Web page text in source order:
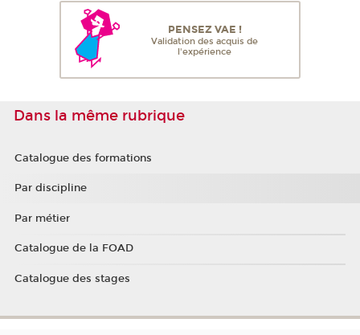
PENSEZ VAE !
Validation des acquis de
l'expérience
Dans la même rubrique
Catalogue des formations
Par discipline
Par métier
Catalogue de la FOAD
Catalogue des stages